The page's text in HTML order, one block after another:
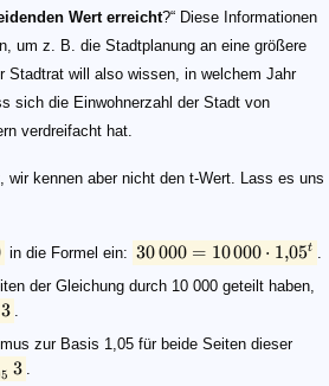
Wert erreicht?“ Diese Informationen
um z. B. die Stadtplanung an eine größere
Stadtrat will also wissen, in welchem Jahr
sich die Einwohnerzahl der Stadt von
verdreifacht hat.
wir kennen aber nicht den t-Wert. Lass es uns
in die Formel ein: 30000 = 10000 ⋅ 1,05t .
der Gleichung durch 10 000 geteilt haben,
3 .
zur Basis 1,05 für beide Seiten dieser
3 .